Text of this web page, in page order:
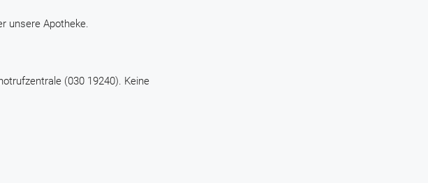
unsere Apotheke.
(030 19240). Keine